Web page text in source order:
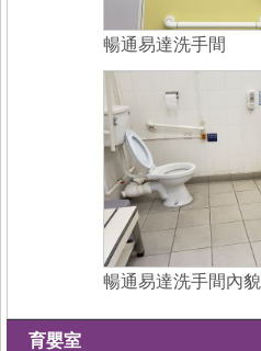
暢通易達洗手間
暢通易達洗手間內貌
育嬰室